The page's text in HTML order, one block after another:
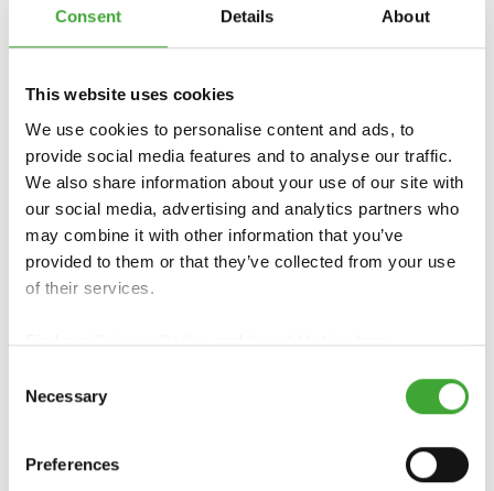
Consent Details About
This website uses cookies
We use cookies to personalise content and ads, to
provide social media features and to analyse our traffic.
We also share information about your use of our site with
our social media, advertising and analytics partners who
may combine it with other information that you’ve
provided to them or that they’ve collected from your use
of their services.
Find ourPrivacy PolicyandLegal Noticehere.
Selection
Necessary
Preferences
PER INFORMAZIONI SPECIFICHE RELATIVE
AL PROPRIO PAESE, SI PREGA DI
CONTATTARE IL GROSSISTA O IL
RIVENDITORE SPECIALIZZATO LOCALE:
Bolzano
https://www.straudi.it